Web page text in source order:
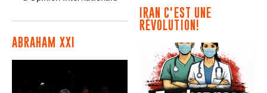
ABRAHAM XXI
IRAN C'EST UNE
RÉVOLUTION!